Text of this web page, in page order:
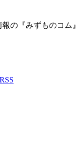
の『みずものコム』